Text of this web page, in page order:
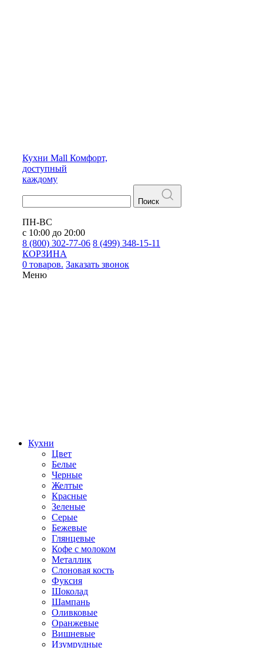
Кухни Mall Комфорт,
доступный
каждому
Поиск
ПН-ВС
с 10:00 до 20:00
8 (800) 302-77-06 8 (499) 348-15-11
КОРЗИНА
0 товаров. Заказать звонок
Меню
Кухни
Цвет
Белые
Черные
Желтые
Красные
Зеленые
Серые
Бежевые
Глянцевые
Кофе с молоком
Металлик
Слоновая кость
Фуксия
Шоколад
Шампань
Оливковые
Оранжевые
Вишневые
Изумрудные